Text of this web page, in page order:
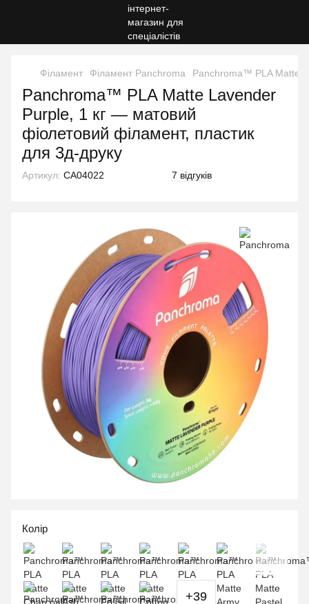
Філамент Філамент Panchroma Panchroma™ PLA Matte
Panchroma™ PLA Matte Lavender
Purple, 1 кг — матовий
фіолетовий філамент, пластик
для 3д-друку
Артикул: CA04022 7 відгуків
Колір
+39